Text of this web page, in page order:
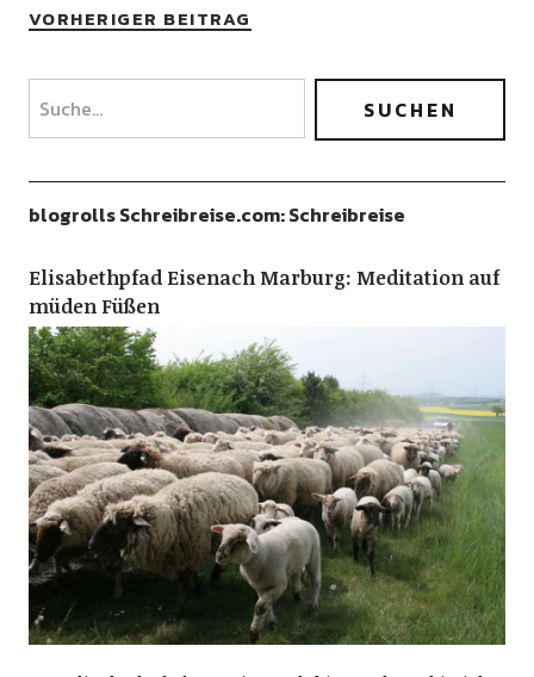
VORHERIGER BEITRAG
blogrolls Schreibreise.com: Schreibreise
Elisabethpfad Eisenach Marburg: Meditation auf
müden Füßen